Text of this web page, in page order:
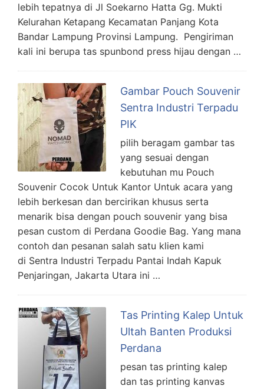
lebih tepatnya di Jl Soekarno Hatta Gg. Mukti
Kelurahan Ketapang Kecamatan Panjang Kota
Bandar Lampung Provinsi Lampung. Pengiriman
kali ini berupa tas spunbond press hijau dengan …
Gambar Pouch Souvenir
Sentra Industri Terpadu
PIK
pilih beragam gambar tas
yang sesuai dengan
kebutuhan mu Pouch
Souvenir Cocok Untuk Kantor Untuk acara yang
lebih berkesan dan bercirikan khusus serta
menarik bisa dengan pouch souvenir yang bisa
pesan custom di Perdana Goodie Bag. Yang mana
contoh dan pesanan salah satu klien kami
di Sentra Industri Terpadu Pantai Indah Kapuk
Penjaringan, Jakarta Utara ini …
Tas Printing Kalep Untuk
Ultah Banten Produksi
Perdana
pesan tas printing kalep
dan tas printing kanvas